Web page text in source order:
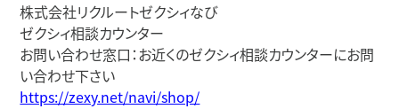
株式会社リクルートゼクシィなび
ゼクシィ相談カウンター
お問い合わせ窓口：お近くのゼクシィ相談カウンターにお問
い合わせ下さい
https://zexy.net/navi/shop/